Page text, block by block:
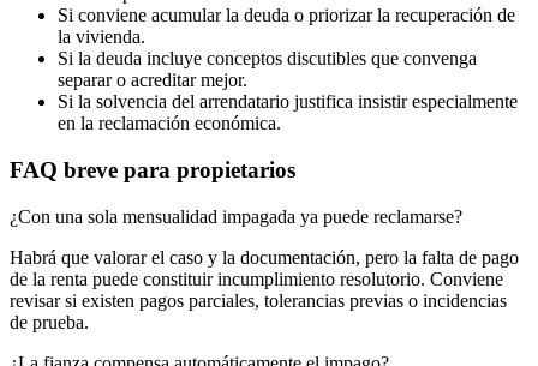
Si conviene acumular la deuda o priorizar la recuperación de
la vivienda.
Si la deuda incluye conceptos discutibles que convenga
separar o acreditar mejor.
Si la solvencia del arrendatario justifica insistir especialmente
en la reclamación económica.
FAQ breve para propietarios
¿Con una sola mensualidad impagada ya puede reclamarse?
Habrá que valorar el caso y la documentación, pero la falta de pago
de la renta puede constituir incumplimiento resolutorio. Conviene
revisar si existen pagos parciales, tolerancias previas o incidencias
de prueba.